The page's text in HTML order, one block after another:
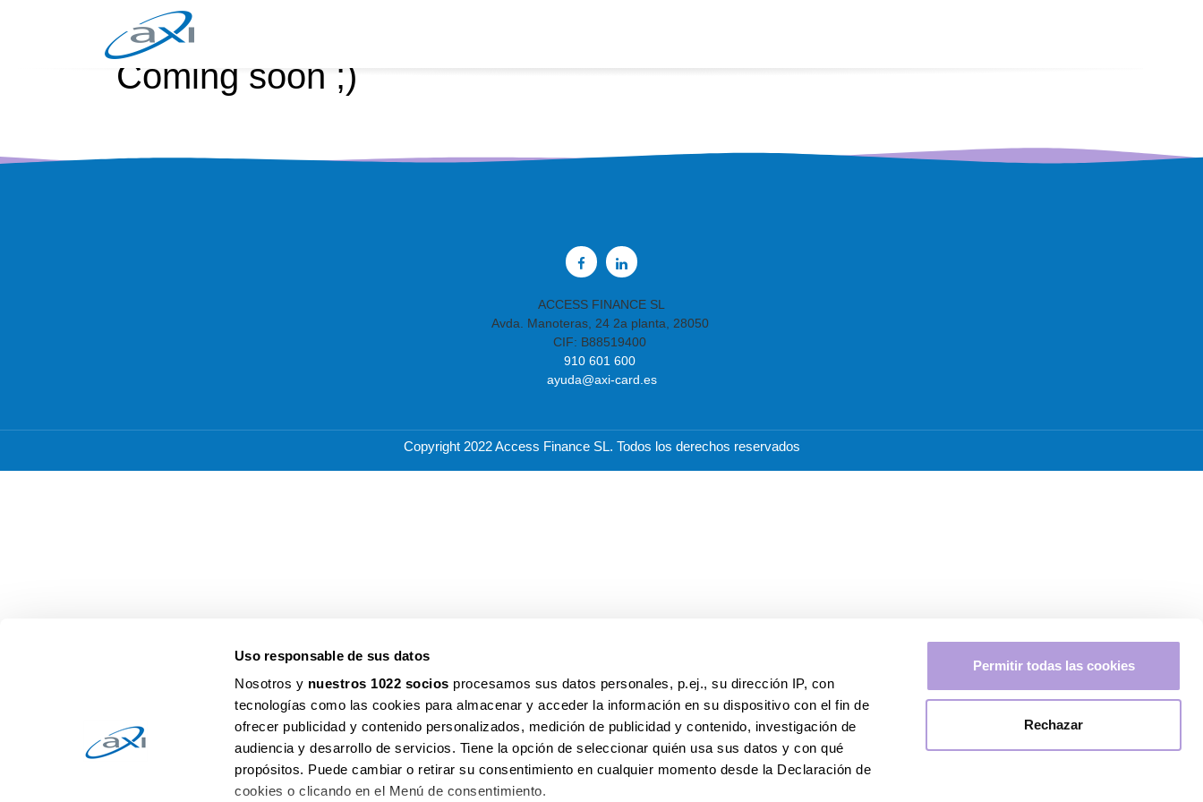
Uso responsable de sus datos
Nosotros y nuestros 1022 socios procesamos sus datos personales, p.ej., su dirección IP, con
tecnologías como las cookies para almacenar y acceder la información en su dispositivo con el fin de
ofrecer publicidad y contenido personalizados, medición de publicidad y contenido, investigación de
audiencia y desarrollo de servicios. Tiene la opción de seleccionar quién usa sus datos y con qué
propósitos. Puede cambiar o retirar su consentimiento en cualquier momento desde la Declaración de
cookies o clicando en el Menú de consentimiento.
Permitir todas las cookies
Rechazar
Coming soon ;)
a11y.target_blank
a11y.target_blank
ACCESS FINANCE SL
Avda. Manoteras, 24 2a planta, 28050
CIF: B88519400
910 601 600
ayuda@axi-card.es
Copyright 2022 Access Finance SL. Todos los derechos reservados